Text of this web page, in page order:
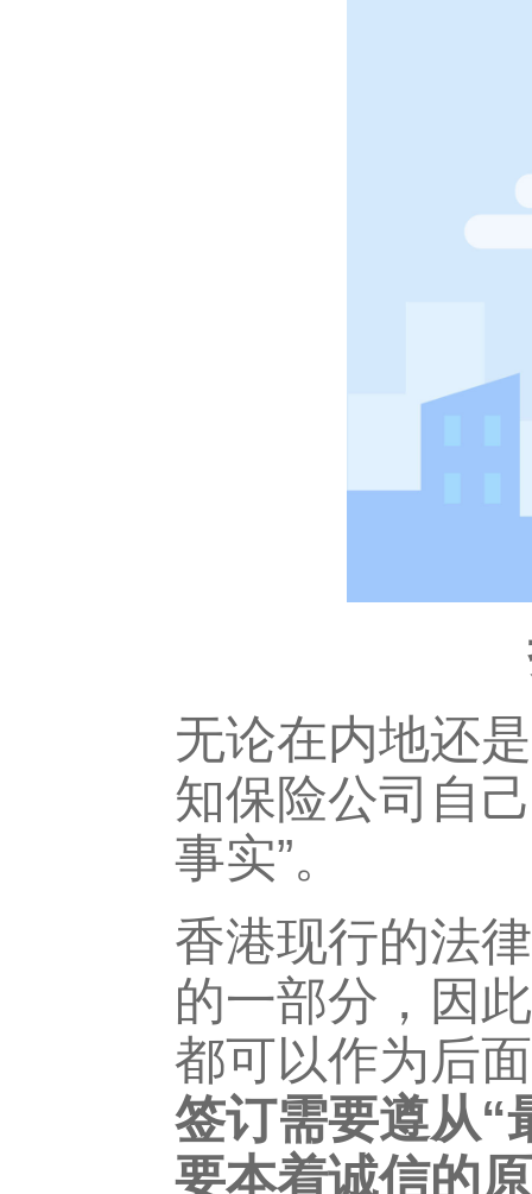
无论在内地还
知保险公司自
事实”。
香港现行的法
的一部分，因
都可以作为后
签订需要遵从“
要本着诚信的